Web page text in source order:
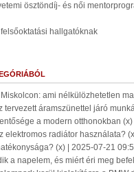
ösztöndíj- és női
hallgatóknak
ami nélkülözhetetlen
tervezett áramszünettel járó
a modern otthonokban
elektromos radiátor használata?
(x) | 2025-07-21
a napelem, és miért éri meg